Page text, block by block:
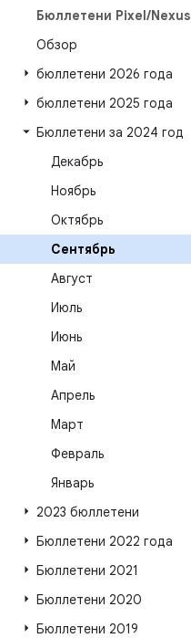
Бюллетени Pixel/Nexus
Обзор
бюллетени 2026 года
бюллетени 2025 года
Бюллетени за 2024 год
Декабрь
Ноябрь
Октябрь
Сентябрь
Август
Июль
Июнь
Май
Апрель
Март
Февраль
Январь
2023 бюллетени
Бюллетени 2022 года
Бюллетени 2021
Бюллетени 2020
Бюллетени 2019